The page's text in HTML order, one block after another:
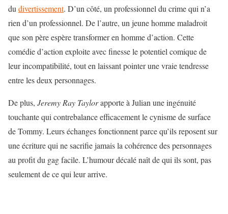
du divertissement. D’un côté, un professionnel du crime qui n’a
rien d’un professionnel. De l’autre, un jeune homme maladroit
que son père espère transformer en homme d’action. Cette
comédie d’action exploite avec finesse le potentiel comique de
leur incompatibilité, tout en laissant pointer une vraie tendresse
entre les deux personnages.
De plus, Jeremy Ray Taylorapporte à Julian une ingénuité
touchante qui contrebalance efficacement le cynisme de surface
de Tommy. Leurs échanges fonctionnent parce qu’ils reposent sur
une écriture qui ne sacrifie jamais la cohérence des personnages
au profit du gag facile. L’humour décalé naît de qui ils sont, pas
seulement de ce qui leur arrive.